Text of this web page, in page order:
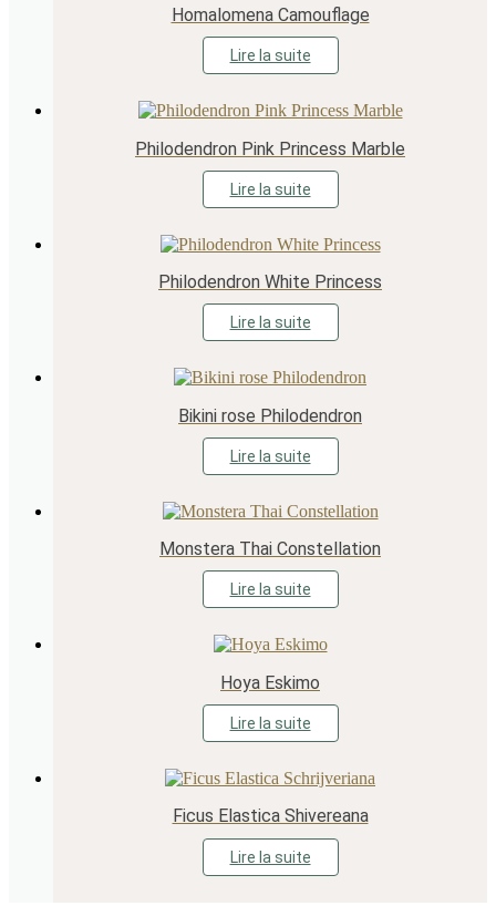
Homalomena Camouflage
Lire la suite
Philodendron Pink Princess Marble
Lire la suite
Philodendron White Princess
Lire la suite
Bikini rose Philodendron
Lire la suite
Monstera Thai Constellation
Lire la suite
Hoya Eskimo
Lire la suite
Ficus Elastica Shivereana
Lire la suite